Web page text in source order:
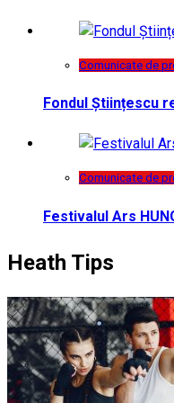
Comunicate de
Fondul Științescu
Comunicate de
Festivalul Ars
Heath Tips